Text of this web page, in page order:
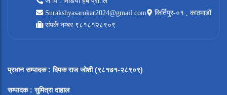
Surakshyasarokar2024@gmail.com
किर्तिपुर-०१ , काठमाडौं
संपर्क नम्बर:९८१८१२८९०९
प्रधान सम्पादक: दिपक राज जोशी (९८१७१-२८९०९)
सम्पादक : सुमित्रा दाहाल